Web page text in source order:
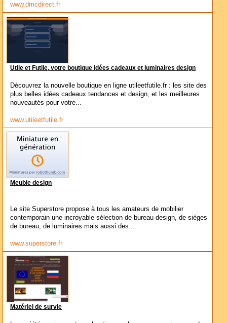
www.dmcdirect.fr
Utile et Futile, votre boutique idées cadeaux et luminaires design
Découvrez la nouvelle boutique en ligne utileetfutile.fr : les site des
plus belles idées cadeaux tendances et design, et les meilleures
nouveautés pour votre...
www.utileetfutile.fr
Meuble design
Le site Superstore propose à tous les amateurs de mobilier
contemporain une incroyable sélection de bureau design, de sièges
de bureau, de luminaires mais aussi des...
www.superstore.fr
Matériel de survie